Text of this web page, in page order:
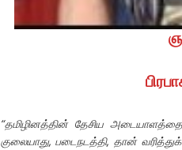
“தமிழினத்தின் தேசிய அடையாளத்தை
குலையாது, படைநடத்தி, தான்